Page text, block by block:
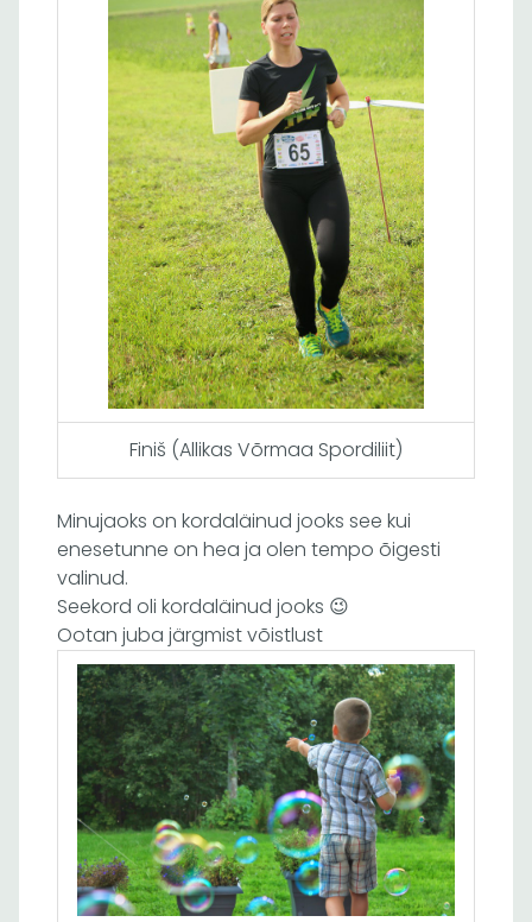
Finiš (Allikas Võrmaa Spordiliit)
Minujaoks on kordaläinud jooks see kui
enesetunne on hea ja olen tempo õigesti
valinud.
Seekord oli kordaläinud jooks 😉
Ootan juba järgmist võistlust